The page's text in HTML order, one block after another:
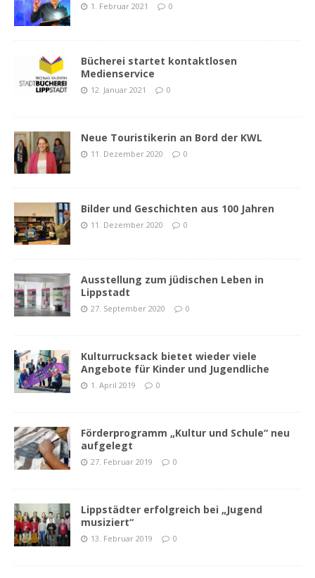
1. Februar 2021 0
Bücherei startet kontaktlosen
Medienservice
12. Januar 2021 0
Neue Touristikerin an Bord der KWL
11. Dezember 2020 0
Bilder und Geschichten aus 100 Jahren
11. Dezember 2020 0
Ausstellung zum jüdischen Leben in
Lippstadt
27. September 2020 0
Kulturrucksack bietet wieder viele
Angebote für Kinder und Jugendliche
1. April 2019 0
Förderprogramm „Kultur und Schule“ neu
aufgelegt
27. Februar 2019 0
Lippstädter erfolgreich bei „Jugend
musiziert“
13. Februar 2019 0